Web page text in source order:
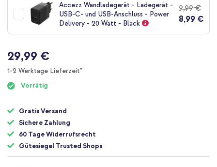
Accezz Wandladegerät - Ladegerät -
USB-C- und USB-Anschluss - Power
Delivery - 20 Watt - Black
9,99 €
8,99 €
29,99 €
1-2 Werktage Lieferzeit*
Vorrätig
Gratis Versand
Sichere Zahlung
60 Tage Widerrufsrecht
Gütesiegel Trusted Shops